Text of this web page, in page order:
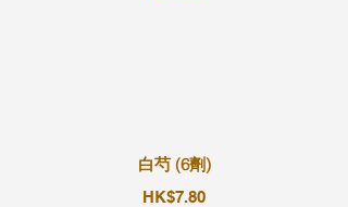
白芍 (6劑)
HK$7.80